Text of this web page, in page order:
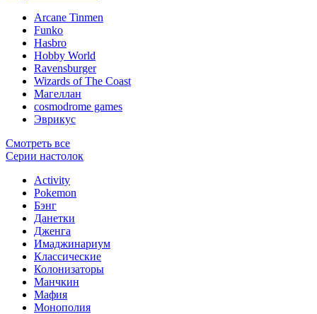
Arcane Tinmen
Funko
Hasbro
Hobby World
Ravensburger
Wizards of The Coast
Магеллан
сosmodrome games
Эврикус
Смотреть все
Серии настолок
Activity
Pokemon
Бэнг
Данетки
Дженга
Имаджинариум
Классические
Колонизаторы
Манчкин
Мафия
Монополия